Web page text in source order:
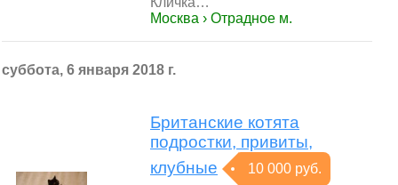
Москва › Отрадное м.
суббота, 6 января 2018 г.
Британские котята
подростки, привиты,
клубные
10 000 руб.